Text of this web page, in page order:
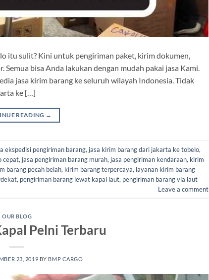
itu sulit? Kini untuk pengiriman paket, kirim dokumen,
bisa Anda lakukan dengan mudah pakai jasa Kami.
jasa kirim barang ke seluruh wilayah Indonesia. Tidak
ke […]
READING →
ekspedisi pengiriman barang, jasa kirim barang dari jakarta ke tobelo,
cepat, jasa pengiriman barang murah, jasa pengiriman kendaraan, kirim
barang pecah belah, kirim barang terpercaya, layanan kirim barang
, pengiriman barang lewat kapal laut, pengiriman barang via laut
Leave a comment
OUR BLOG
Pelni Terbaru
23, 2019 BY BMP CARGO